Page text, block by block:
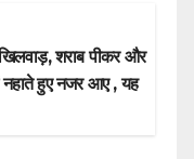
शराब पीकर और
नहाते हुए नजर आए , यह